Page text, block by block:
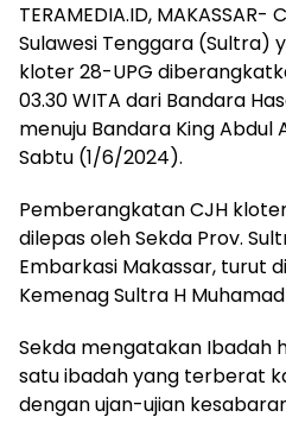
TERAMEDIA.ID,
Sulawesi Tenggara (Sultra)
kloter 28-UPG
03.30 WITA dari Bandara
menuju Bandara King Abdul
Sabtu (1/6/2024).
Pemberangkatan CJH
dilepas oleh Sekda Prov.
Embarkasi Makassar, turut
Kemenag Sultra H
Sekda mengatakan Ibadah
satu ibadah yang terberat
dengan ujan-ujian